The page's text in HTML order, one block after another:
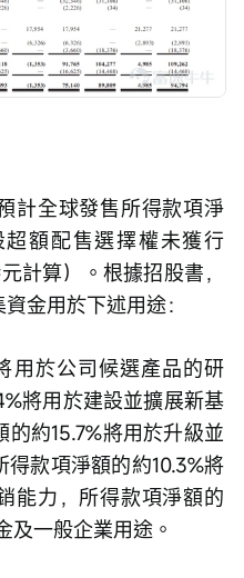
計全球發售所得款項淨
額配售選擇權未獲行
計算）。根據招股書，
金用於下述用途：
用於公司候選產品的研
將用於建設並擴展新基
約15.7%將用於升級並
款項淨額的約10.3%將
能力，所得款項淨額的
及一般企業用途。